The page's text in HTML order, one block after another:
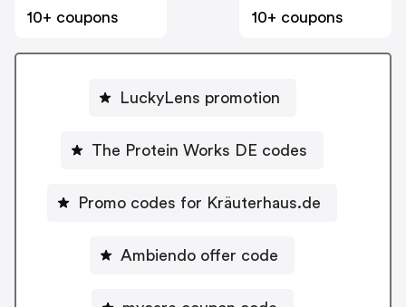
10+ coupons
10+ coupons
LuckyLens promotion
The Protein Works DE codes
Promo codes for Kräuterhaus.de
Ambiendo offer code